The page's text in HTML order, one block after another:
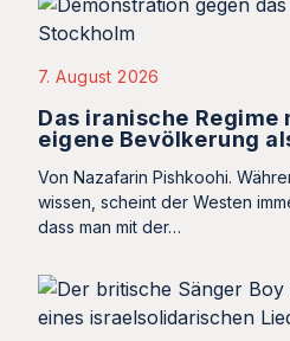
7. August 2026
Das iranische Regime
eigene Bevölkerung
Von Nazafarin Pishkoohi.
wissen, scheint der Westen
dass man mit der…